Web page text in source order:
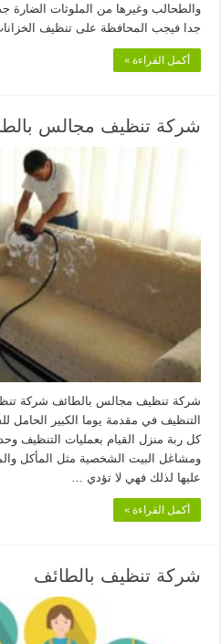
والطحالب وغيرها من الملوثات الضارة
جدا فيجب المحافظة على تنظيف
أكمل القراءة »
شركة تنظيف مجالس
شركة تنظيف مجالس بالطائف شركة
التنظيف في مقدمة يوما الكبير
كل ربة منزل القيام بعمليات التنظيف
ومشاغل البيت الشخصية مثل المأكل
عليها لذلك فهي لا تؤدي …
أكمل القراءة »
شركة تنظيف بالطائف